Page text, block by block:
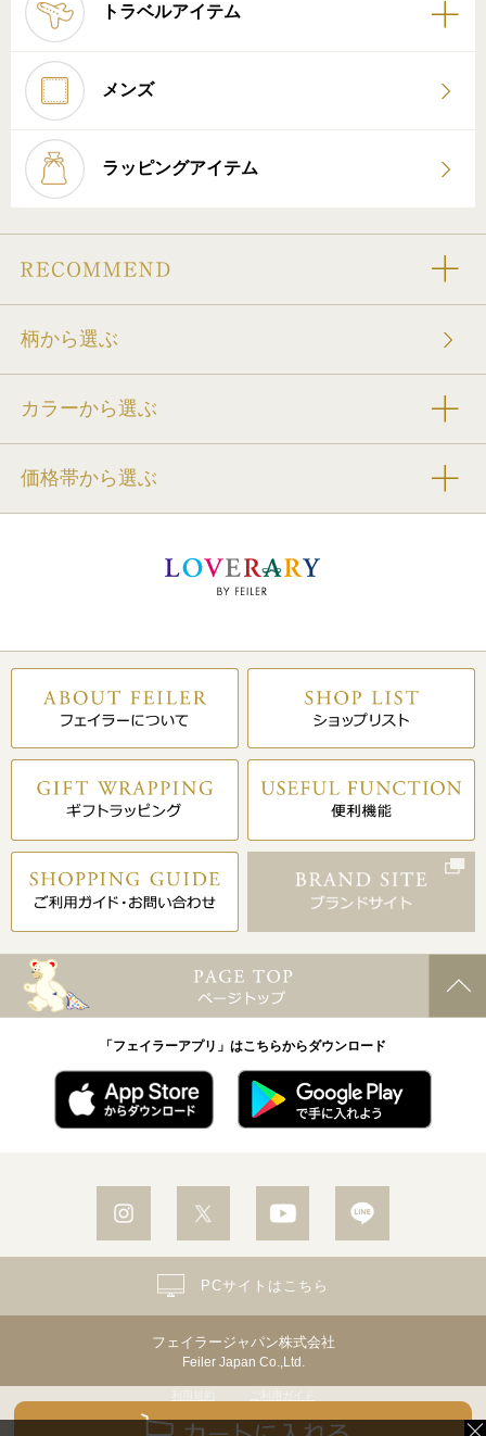
トラベルアイテム
メンズ
ラッピングアイテム
柄から選ぶ
カラーから選ぶ
価格帯から選ぶ
「フェイラーアプリ」はこちらからダウンロード
フェイラージャパン株式会社
Feiler Japan Co.,Ltd.
個人情報保護方針・個人情報の取り扱いについて
PCサイトはこちら